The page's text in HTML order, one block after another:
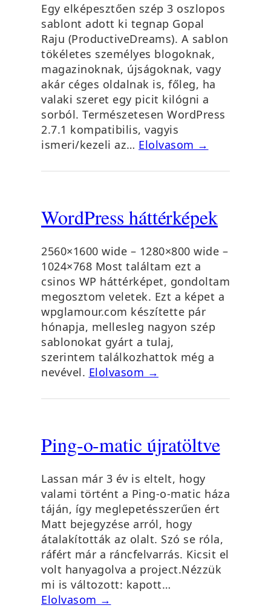
Egy elképesztően szép 3 oszlopos
sablont adott ki tegnap Gopal
Raju (ProductiveDreams). A sablon
tökéletes személyes blogoknak,
magazinoknak, újságoknak, vagy
akár céges oldalnak is, főleg, ha
valaki szeret egy picit kilógni a
sorból. Természetesen WordPress
2.7.1 kompatibilis, vagyis
ismeri/kezeli az… Elolvasom →
WordPress háttérképek
2560×1600 wide – 1280×800 wide –
1024×768 Most találtam ezt a
csinos WP háttérképet, gondoltam
megosztom veletek. Ezt a képet a
wpglamour.com készítette pár
hónapja, mellesleg nagyon szép
sablonokat gyárt a tulaj,
szerintem találkozhattok még a
nevével. Elolvasom →
Ping-o-matic újratöltve
Lassan már 3 év is eltelt, hogy
valami történt a Ping-o-matic háza
táján, így meglepetésszerűen ért
Matt bejegyzése arról, hogy
átalakították az olalt. Szó se róla,
ráfért már a ráncfelvarrás. Kicsit el
volt hanyagolva a project.Nézzük
mi is változott: kapott…
Elolvasom →